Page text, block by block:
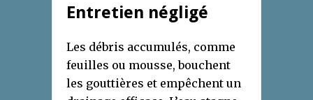
Entretien négligé
Les débris accumulés, comme
feuilles ou mousse, bouchent
les gouttières et empêchent un